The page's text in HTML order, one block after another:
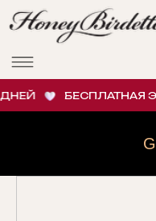
БЕСПЛАТНАЯ